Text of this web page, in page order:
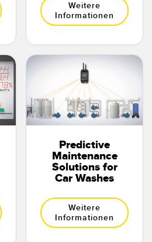
Weitere
Informationen
Predictive
Maintenance
Solutions for
Car Washes
Weitere
Informationen